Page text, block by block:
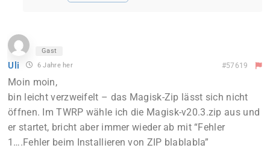
Gast
Uli 6 Jahre her #57619
Moin moin,
bin leicht verzweifelt – das Magisk-Zip lässt sich nicht
öffnen. Im TWRP wähle ich die Magisk-v20.3.zip aus und
er startet, bricht aber immer wieder ab mit “Fehler
1….Fehler beim Installieren von ZIP blablabla”